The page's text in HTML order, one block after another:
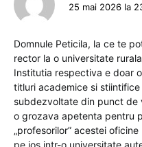
25 mai 2026 la
Domnule Peticila, la ce te
rector la o universitate
Institutia respectiva e doar
titluri academice si
subdezvoltate din punct de
o grozava apetenta pentru
„profesorilor” acestei
pe jos intr-o universitate